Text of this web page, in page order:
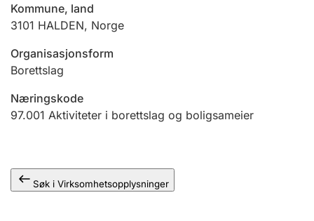
Ektepaktveileder
Kommune, land
3101 HALDEN, Norge
Organisasjonsform
Borettslag
Næringskode
97.001 Aktiviteter i borettslag og boligsameier
Søk i Virksomhetsopplysninger